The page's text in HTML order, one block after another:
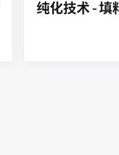
纯化技术 - 填